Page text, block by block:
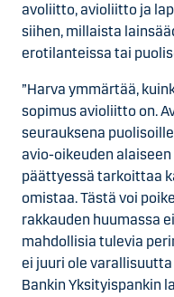
avoliitto, avioliitto ja
siihen, millaista
erotilanteissa tai
”Harva ymmärtää,
sopimus avioliitto on.
seurauksena
avio-oikeuden
päättyessä tarkoittaa
omistaa. Tästä voi
rakkauden huumassa
mahdollisia tulevia
ei juuri ole
Bankin Yksityispankin